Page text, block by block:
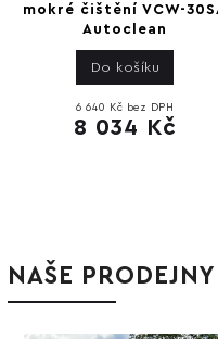
mokré čištění VCW-
Autoclean
6 640 Kč bez DPH
8 034 Kč
Do košíku
NAŠE PRODEJNY